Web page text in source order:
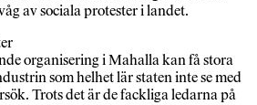
av sociala protester i landet.
organisering i Mahalla kan få stora
som helhet lär staten inte se med
Trots det är de fackliga ledarna på